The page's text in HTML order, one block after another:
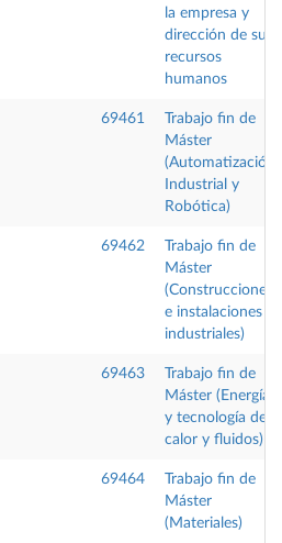
la empresa y
dirección de sus
recursos
humanos
69461
Trabajo fin de
Máster
(Automatización
Industrial y
Robótica)
69462
Trabajo fin de
Máster
(Construcciones
e instalaciones
industriales)
69463
Trabajo fin de
Máster (Energía
y tecnología de
calor y fluidos)
69464
Trabajo fin de
Máster
(Materiales)